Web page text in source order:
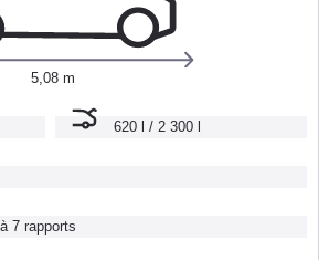
5,08 m
620 l / 2 300 l
7 rapports